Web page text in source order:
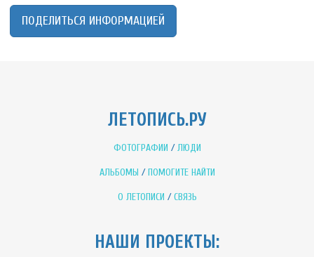
ПОДЕЛИТЬСЯ ИНФОРМАЦИЕЙ
ЛЕТОПИСЬ.РУ
ФОТОГРАФИИ /ЛЮДИ
АЛЬБОМЫ /ПОМОГИТЕ НАЙТИ
О ЛЕТОПИСИ /СВЯЗЬ
НАШИ ПРОЕКТЫ: